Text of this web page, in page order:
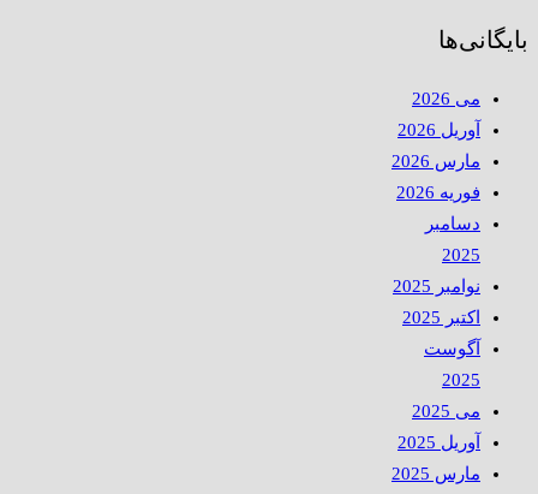
بایگانی‌ها
می 2026
آوریل 2026
مارس 2026
فوریه 2026
دسامبر
2025
نوامبر 2025
اکتبر 2025
آگوست
2025
می 2025
آوریل 2025
مارس 2025